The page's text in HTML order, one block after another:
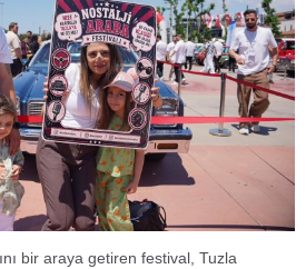
bir araya getiren festival, Tuzla